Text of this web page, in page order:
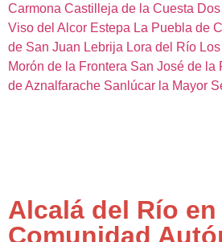
Carmona Castilleja de la Cuesta
Viso del Alcor Estepa La Puebla de
de San Juan Lebrija Lora del Río
Morón de la Frontera San José de la
de Aznalfarache Sanlúcar la Mayor
Alcalá del Río en
Comunidad